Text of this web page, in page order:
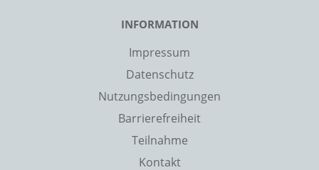
INFORMATION
Impressum
Datenschutz
Nutzungsbedingungen
Barrierefreiheit
Teilnahme
Kontakt